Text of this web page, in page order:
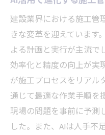
建設業界における施工管
きな変革を迎えています
よる計画と実行が主流で
効率化と精度の向上が実
が施工プロセスをリアル
通じて最適な作業手順を
現場の問題を事前に予測
した。また、AIは人手不